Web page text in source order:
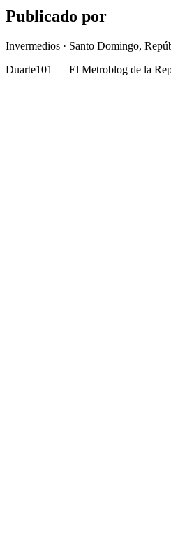
Publicado por
Invermedios · Santo Domingo,
Duarte101 — El Metroblog de la